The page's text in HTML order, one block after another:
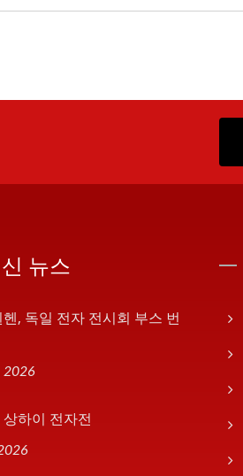
뉴스
, 독일 전자 전시회 부스 번
2026
하이 전자전